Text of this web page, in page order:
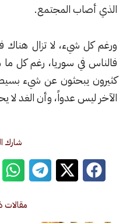
المجتمع.
شيء، لا تزال هناك فرصة
سوريا، رغم كل ما مرت به، لم
عن شيء بسيط جداً:
عدواً، وأن الغد لا يحمل له
شارك المنشور
مقالات ذات صلة